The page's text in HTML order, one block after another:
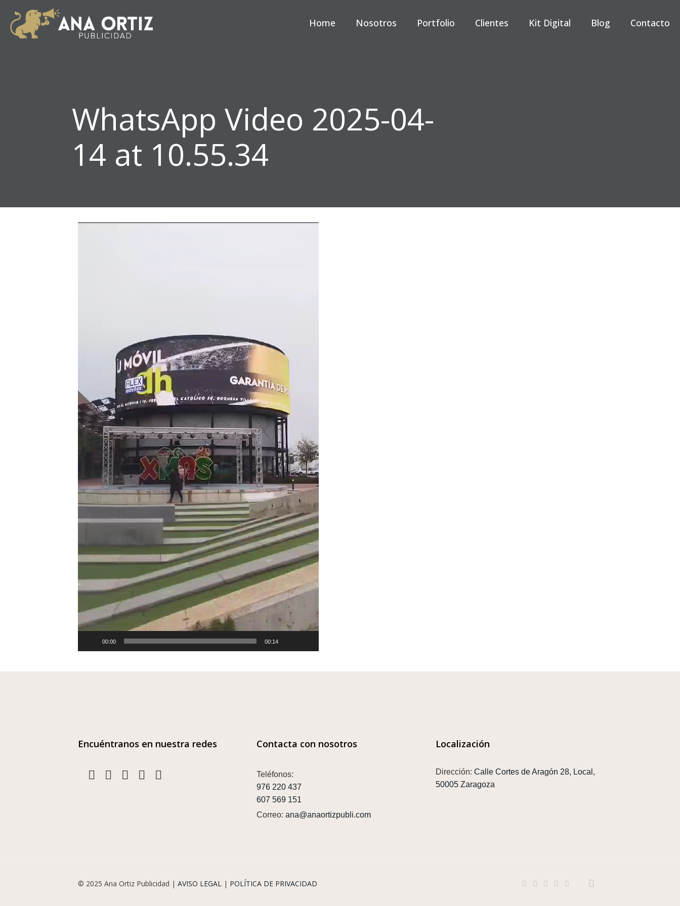
Home Nosotros Portfolio Clientes Kit Digital Blog Contacto
WhatsApp Video 2025-04-
14 at 10.55.34
00:00 00:14
Encuéntranos en nuestra redes Contacta con nosotros
Teléfonos:
976 220 437
607 569 151
Correo:ana@anaortizpubli.com
Localización
Dirección: Calle Cortes de Aragón 28, Local,
50005 Zaragoza
© 2025 Ana Ortiz Publicidad | AVISO LEGAL | POLÍTICA DE PRIVACIDAD